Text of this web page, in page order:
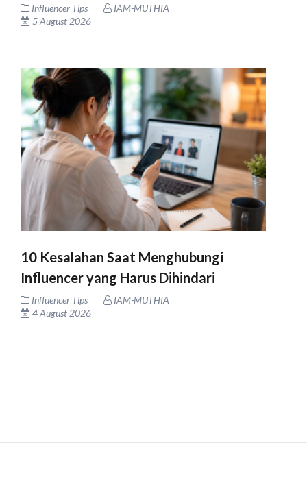
Influencer Tips
IAM-MUTHIA
5 August 2026
10 Kesalahan Saat Menghubungi
Influencer yang Harus Dihindari
Influencer Tips
IAM-MUTHIA
4 August 2026